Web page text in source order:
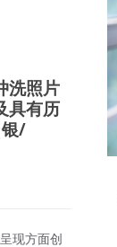
洗照片
具有历
银/
现方面创